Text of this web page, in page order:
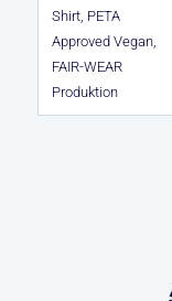
Shirt, PETA
Approved Vegan,
FAIR-WEAR
Produktion